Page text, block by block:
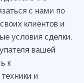
с нами по
клиентов и
условия сделки.
вашей
к
и